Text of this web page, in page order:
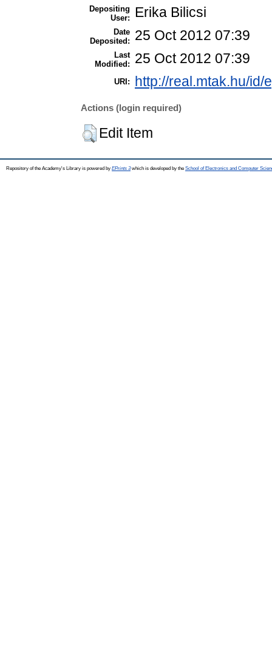
Depositing
User:
Erika Bilicsi
Date
Deposited:
25 Oct 2012 07:39
Last
Modified:
25 Oct 2012 07:39
URI: http://real.mtak.hu/id/
Actions (login required)
Edit Item
Repository of the Academy's Library is powered by EPrints 3which is developed by the School of Electronics and Computer